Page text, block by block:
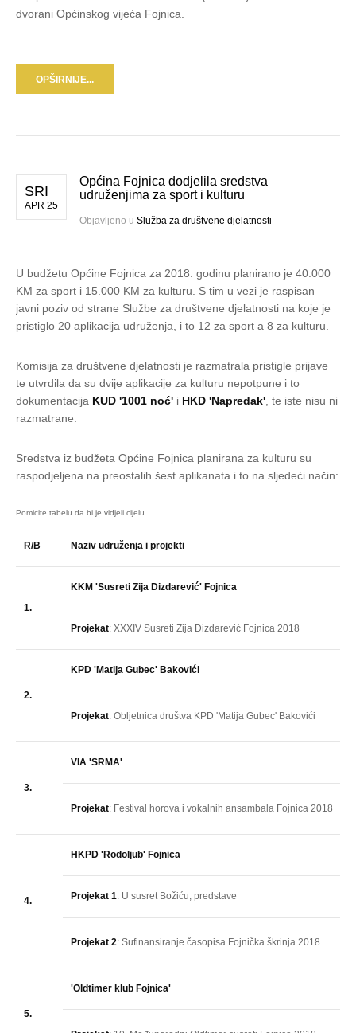
dvorani Općinskog vijeća Fojnica.
OPŠIRNIJE...
SRI
APR 25
Općina Fojnica dodjelila sredstva
udruženjima za sport i kulturu
Objavljeno u Služba za društvene djelatnosti
U budžetu Općine Fojnica za 2018. godinu planirano je 40.000
KM za sport i 15.000 KM za kulturu. S tim u vezi je raspisan
javni poziv od strane Službe za društvene djelatnosti na koje je
pristiglo 20 aplikacija udruženja, i to 12 za sport a 8 za kulturu.
Komisija za društvene djelatnosti je razmatrala pristigle prijave
te utvrdila da su dvije aplikacije za kulturu nepotpune i to
dokumentacija KUD '1001 noć' i HKD 'Napredak' , te iste nisu ni
razmatrane.
Sredstva iz budžeta Općine Fojnica planirana za kulturu su
raspodjeljena na preostalih šest aplikanata i to na sljedeći način:
R/B Naziv udruženja i projekti
1.
KKM 'Susreti Zija Dizdarević' Fojnica
Projekat: XXXIV Susreti Zija Dizdarević Fojnica 2018
2.
KPD 'Matija Gubec' Bakovići
Projekat: Obljetnica društva KPD 'Matija Gubec' Bakovići
3.
VIA 'SRMA'
Projekat: Festival horova i vokalnih ansambala Fojnica 2018
4.
HKPD 'Rodoljub' Fojnica
Projekat 1: U susret Božiću, predstave
Projekat 2: Sufinansiranje časopisa Fojnička škrinja 2018
5.
'Oldtimer klub Fojnica'